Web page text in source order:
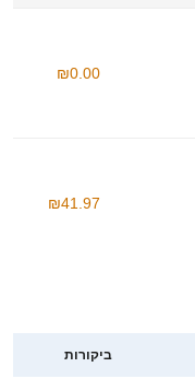
₪0.00
₪41.97
ביקורות